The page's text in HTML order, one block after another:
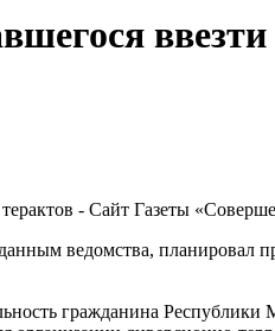
ведомства, планировал
гражданина